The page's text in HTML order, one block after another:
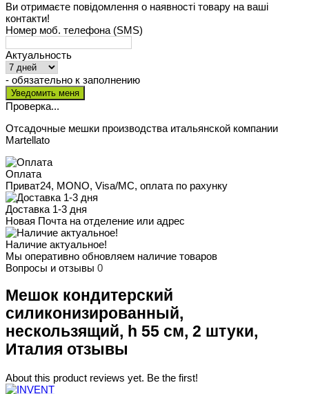
Ви отримаєте повідомлення о наявності товару на ваші
контакти!
Номер моб. телефона (SMS)
Актуальность
- обязательно к заполнению
Проверка...
Отсадочные мешки производства итальянской компании
Martellato
Оплата
Приват24, MONO, Visa/MC, оплата по рахунку
Доставка 1-3 дня
Новая Почта на отделение или адрес
Наличие актуальное!
Мы оперативно обновляем наличие товаров
Вопросы и отзывы 0
Мешок кондитерский
силиконизированный,
нескользящий, h 55 см, 2 штуки,
Италия отзывы
About this product reviews yet. Be the first!